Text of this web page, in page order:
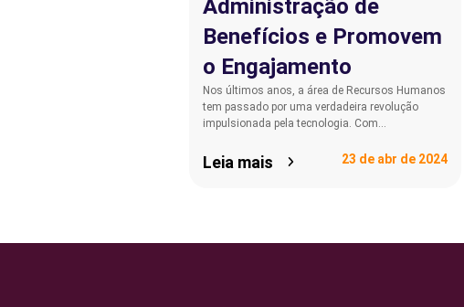
Administração de
Benefícios e Promovem
o Engajamento
Nos últimos anos, a área de Recursos Humanos
tem passado por uma verdadeira revolução
impulsionada pela tecnologia. Com…
Leia mais 23 de abr de 2024